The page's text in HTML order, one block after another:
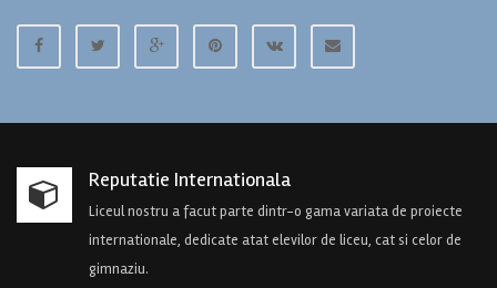
Reputatie Internationala
Liceul nostru a facut parte dintr-o gama variata de proiecte
internationale, dedicate atat elevilor de liceu, cat si celor de
gimnaziu.